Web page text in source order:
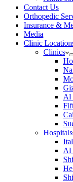
Contact Us
Orthopedic
Insurance &
Media
Clinic
Clinics
Al
Hospitals
Al